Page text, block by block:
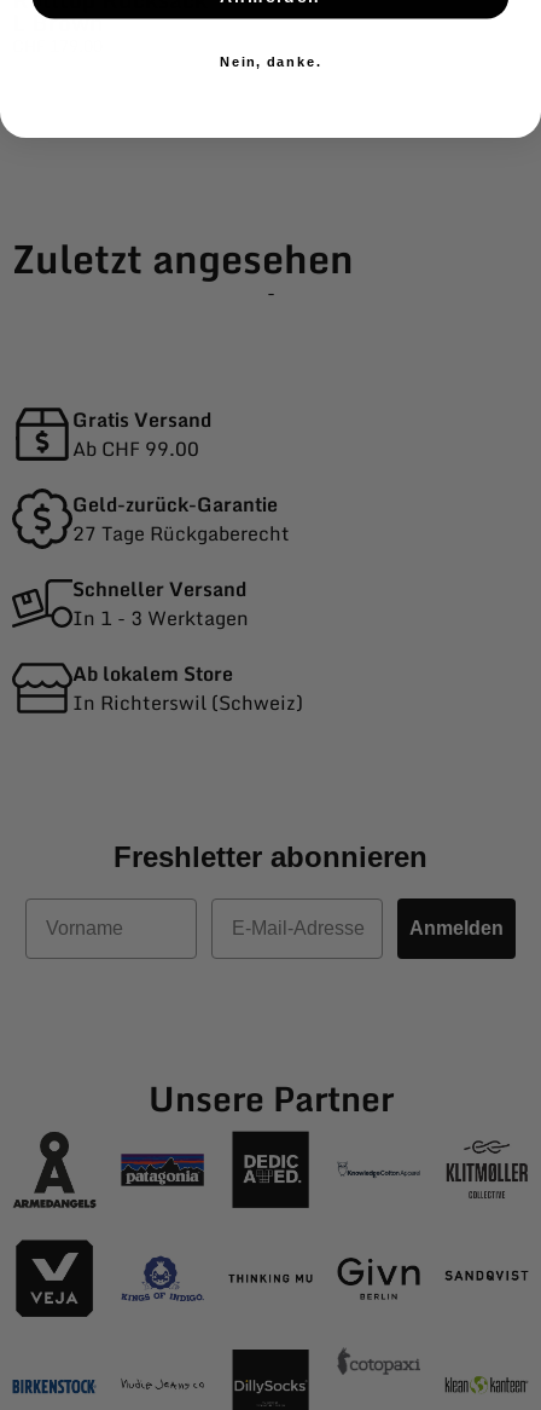
L Brown
Zuletzt angesehen
-
Gratis Versand
Ab CHF 99.00
Geld-zurück-Garantie
27 Tage Rückgaberecht
Schneller Versand
In 1 - 3 Werktagen
Ab lokalem Store
In Richterswil (Schweiz)
Freshletter abonnieren
Vorname
E-Mail
Anmelden
Unsere Partner
Nein, danke.